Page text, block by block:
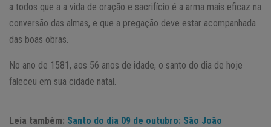
a todos que a a vida de oração e sacrifício é a arma mais eficaz na
conversão das almas, e que a pregação deve estar acompanhada
das boas obras.
No ano de 1581, aos 56 anos de idade, o santo do dia de hoje
faleceu em sua cidade natal.
Leia também: Santo do dia 09 de outubro: São João